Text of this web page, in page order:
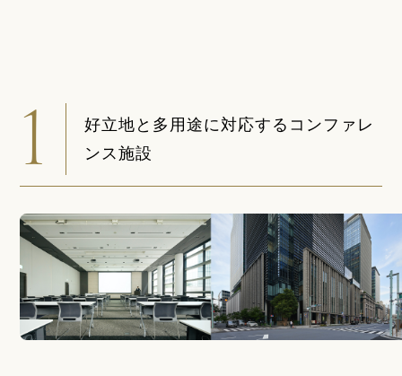
1
好立地と多用途に対応するコンファレ
ンス施設